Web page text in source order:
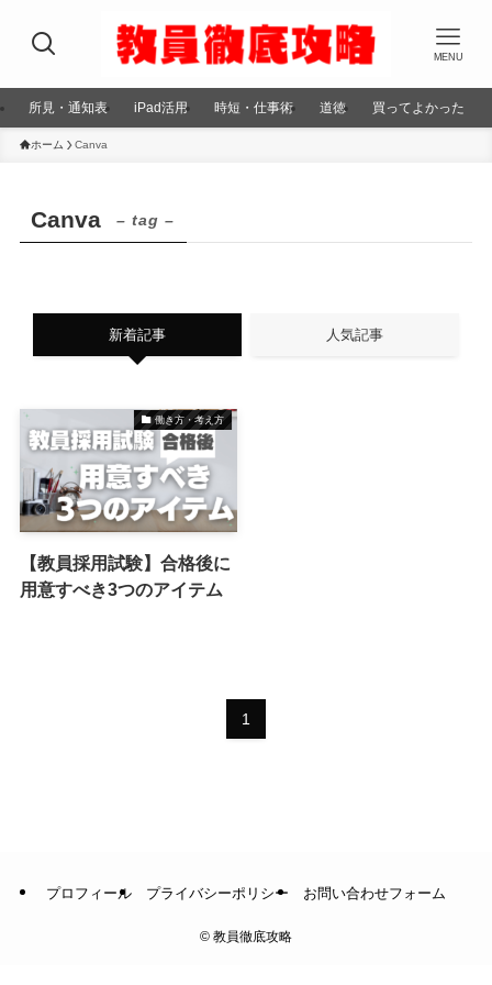
MENU
所見・通知表 iPad活用 時短・仕事術 道徳 買ってよかった
ホーム Canva
Canva – tag –
新着記事 人気記事
働き方・考え方
【教員採用試験】合格後に
用意すべき3つのアイテム
1
プロフィール プライバシーポリシー お問い合わせフォーム
© 教員徹底攻略